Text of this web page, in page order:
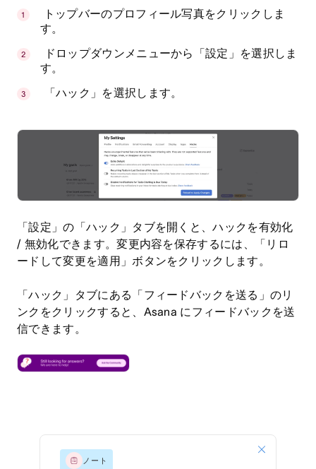
トップバーのプロフィール写真をクリックしま
す。
ドロップダウンメニューから「設定」を選択しま
す。
「ハック」を選択します。
「設定」の「ハック」タブを開くと、ハックを有効化
/ 無効化できます。変更内容を保存するには、「リロ
ードして変更を適用」ボタンをクリックします。
「ハック」タブにある「フィードバックを送る」のリ
ンクをクリックすると、Asana にフィードバックを送
信できます。
ノート